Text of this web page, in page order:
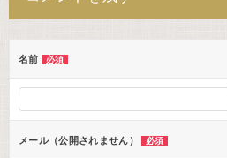
ー
シ
ョ
ン
名前 必須
メール（公開されません） 必須